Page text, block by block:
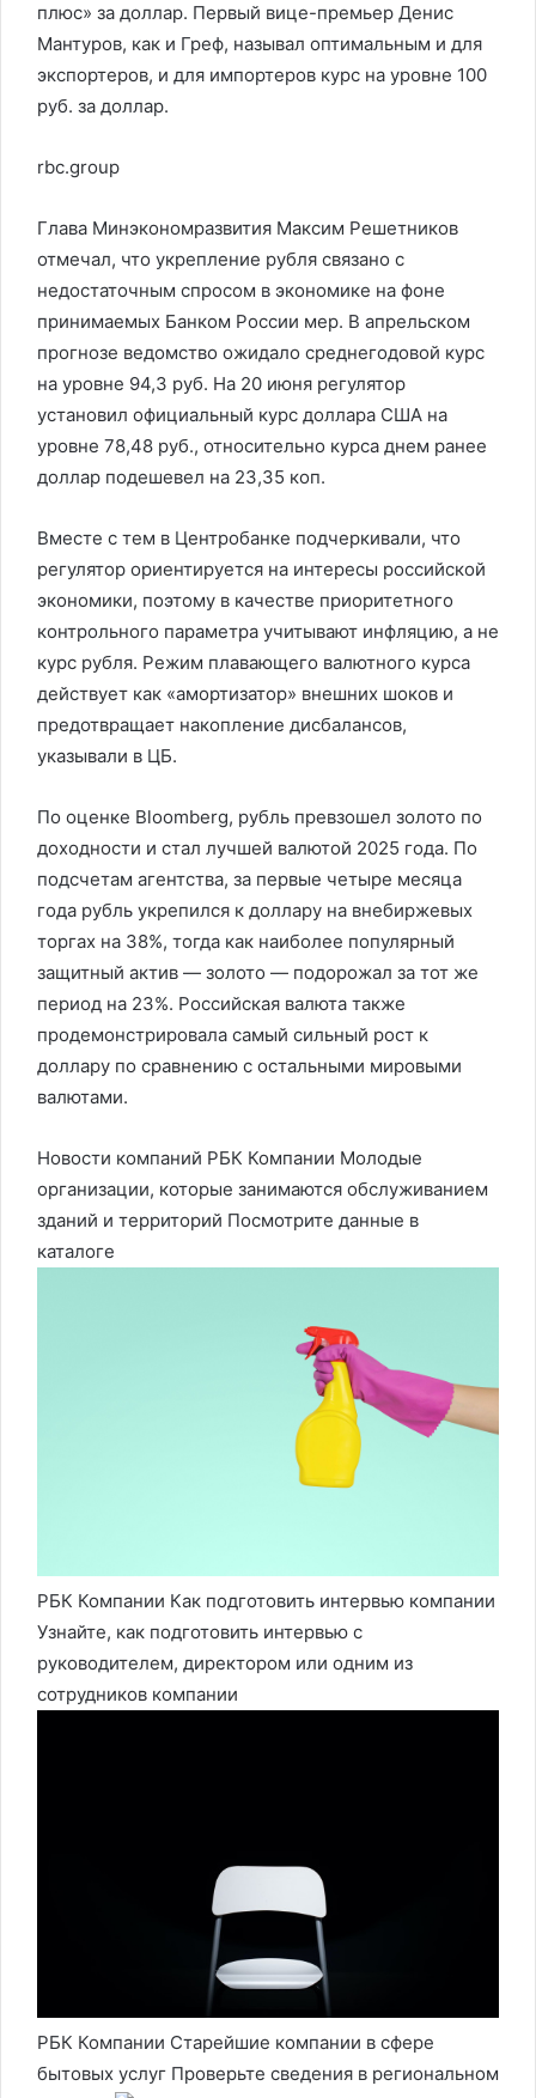
плюс» за доллар. Первый вице-премьер Денис
Мантуров, как и Греф, называл оптимальным и для
экспортеров, и для импортеров курс на уровне 100
руб. за доллар.
rbc.group
Глава Минэкономразвития Максим Решетников
отмечал, что укрепление рубля связано с
недостаточным спросом в экономике на фоне
принимаемых Банком России мер. В апрельском
прогнозе ведомство ожидало среднегодовой курс
на уровне 94,3 руб. На 20 июня регулятор
установил официальный курс доллара США на
уровне 78,48 руб., относительно курса днем ранее
доллар подешевел на 23,35 коп.
Вместе с тем в Центробанке подчеркивали, что
регулятор ориентируется на интересы российской
экономики, поэтому в качестве приоритетного
контрольного параметра учитывают инфляцию, а не
курс рубля. Режим плавающего валютного курса
действует как «амортизатор» внешних шоков и
предотвращает накопление дисбалансов,
указывали в ЦБ.
По оценке Bloomberg, рубль превзошел золото по
доходности и стал лучшей валютой 2025 года. По
подсчетам агентства, за первые четыре месяца
года рубль укрепился к доллару на внебиржевых
торгах на 38%, тогда как наиболее популярный
защитный актив — золото — подорожал за тот же
период на 23%. Российская валюта также
продемонстрировала самый сильный рост к
доллару по сравнению с остальными мировыми
валютами.
Новости компаний РБК Компании Молодые
организации, которые занимаются обслуживанием
зданий и территорий Посмотрите данные в
каталоге
РБК Компании Как подготовить интервью компании
Узнайте, как подготовить интервью с
руководителем, директором или одним из
сотрудников компании
РБК Компании Старейшие компании в сфере
бытовых услуг Проверьте сведения в региональном